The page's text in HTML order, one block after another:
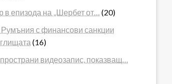
в епизода на „Шербет от…
(20)
с финансови санкции
(16)
видеозапис, показващ…